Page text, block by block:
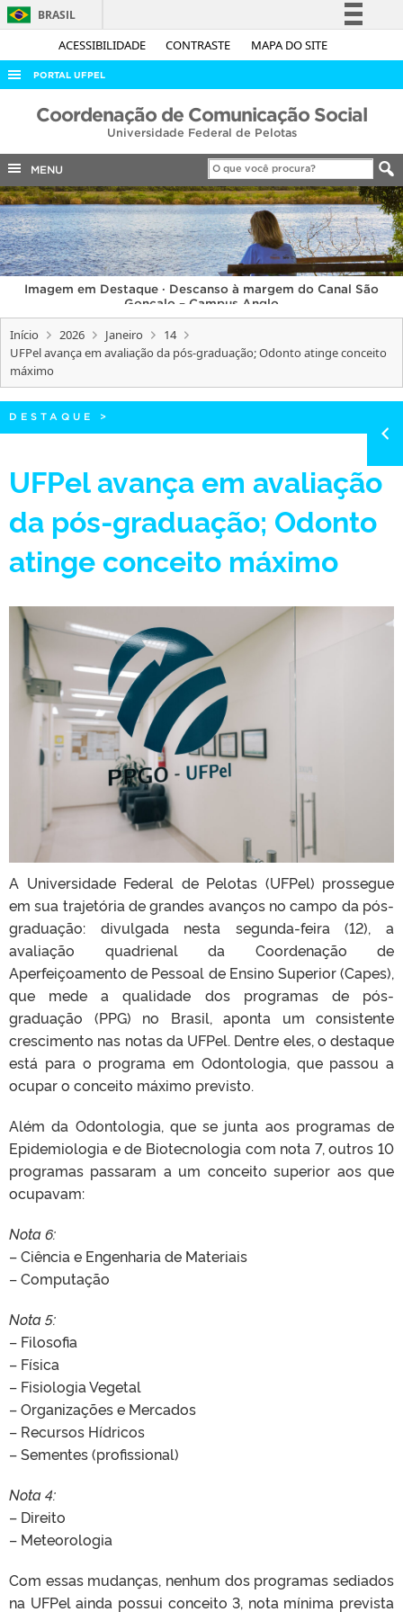
ACESSIBILIDADE CONTRASTE MAPA DO SITE
BRASIL
Simplifique!
Acesso à informação
Legislação
Canais
PORTAL UFPEL
ACESSO À INFORMAÇÃO
COBALTO
CONCURSOS
EDITAIS
INTERNACIONAL
OUVIDORIA
PORTARIAS
TELEFONES
Coordenação de Comunicação Social
Universidade Federal de Pelotas
MENU
Imagem em Destaque · Descanso à margem do Canal São
Gonçalo – Campus Anglo
Início 2026 Janeiro
14
UFPel avança em avaliação da pós-graduação; Odonto atinge conceito
máximo
DESTAQUE >
UFPel avança em avaliação
da pós-graduação; Odonto
atinge conceito máximo
A Universidade Federal de Pelotas (UFPel) prossegue
em sua trajetória de grandes avanços no campo da pós-
graduação: divulgada nesta segunda-feira (12), a
avaliação quadrienal da Coordenação de
Aperfeiçoamento de Pessoal de Ensino Superior (Capes),
que mede a qualidade dos programas de pós-
graduação (PPG) no Brasil, aponta um consistente
crescimento nas notas da UFPel. Dentre eles, o destaque
está para o programa em Odontologia, que passou a
ocupar o conceito máximo previsto.
Além da Odontologia, que se junta aos programas de
Epidemiologia e de Biotecnologia com nota 7, outros 10
programas passaram a um conceito superior aos que
ocupavam:
Nota 6:
– Ciência e Engenharia de Materiais
– Computação
Nota 5:
– Filosofia
– Física
– Fisiologia Vegetal
– Organizações e Mercados
– Recursos Hídricos
– Sementes (profissional)
Nota 4:
– Direito
– Meteorologia
Com essas mudanças, nenhum dos programas sediados
na UFPel ainda possui conceito 3, nota mínima prevista